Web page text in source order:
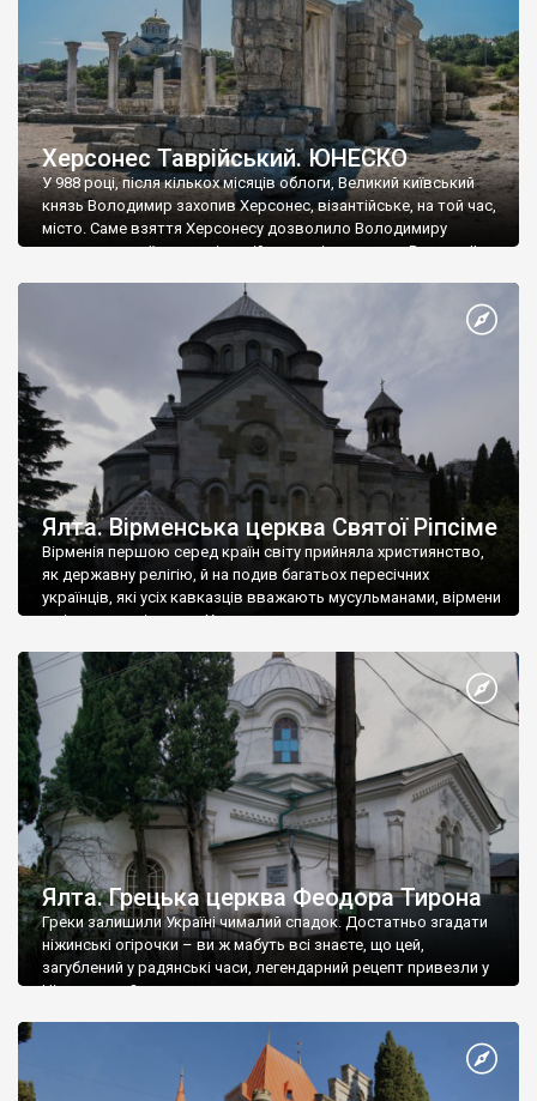
Херсонес Таврійський. ЮНЕСКО
У 988 році, після кількох місяців облоги, Великий київський
князь Володимир захопив Херсонес, візантійське, на той час,
місто. Саме взяття Херсонесу дозволило Володимиру
диктувати свої умови візантійському імператору Василю ІІ, та
Херсонесі Володимир-язичник, став Василем-християнином.
А потім було Хрещення Русі. На честь Херсонесу Таврійського
Ялта. Вірменська церква Святої Ріпсіме
Вірменія першою серед країн світу прийняла християнство,
як державну релігію, й на подив багатьох пересічних
українців, які усіх кавказців вважають мусульманами, вірмени
є відданими вірянами Христа
Ялта. Грецька церква Феодора Тирона
Греки залишили Україні чималий спадок. Достатньо згадати
ніжинські огірочки – ви ж мабуть всі знаєте, що цей,
загублений у радянські часи, легендарний рецепт привезли у
Ніжин греки?